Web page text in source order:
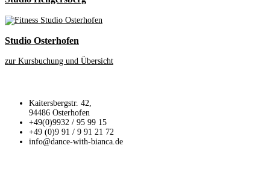
Studio Osterhofen
zur Kursbuchung und Übersicht
Kaitersbergstr. 42,
94486 Osterhofen
+49(0)9932 / 95 99 15
+49 (0)9 91 / 9 91 21 72
info@dance-with-bianca.de